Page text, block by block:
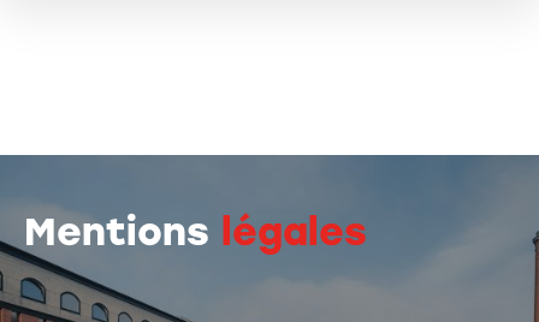
Mentions légales